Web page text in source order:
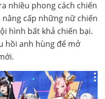
nhiều phong cách chiến
cấp những nữ chiến
hình bất khả chiến bại.
hồi anh hùng để mở